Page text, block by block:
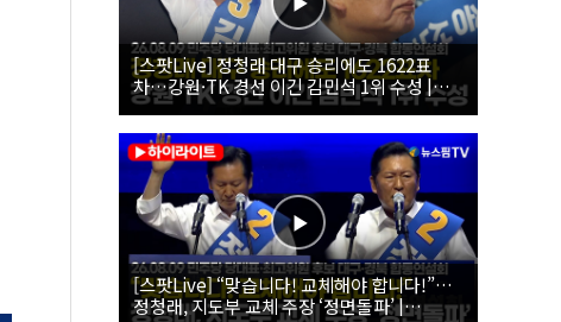
[스팟Live] 정청래 대구 승리에도 1622표
차…강원·TK 경선 이긴 김민석 1위 수성 |
26.08.09 더불어민주당 당대표·최고위원 후
보 대구·경북 합동연설회
[스팟Live] “맞습니다! 교체해야 합니다!”…
정청래, 지도부 교체 주장 ‘정면돌파’ |